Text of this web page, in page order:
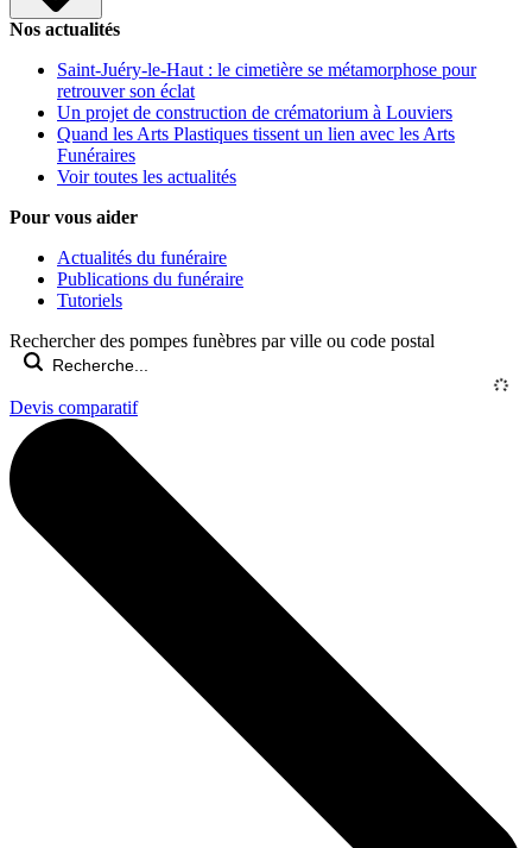
Nos actualités
Saint-Juéry-le-Haut : le cimetière se métamorphose pour
retrouver son éclat
Un projet de construction de crématorium à Louviers
Quand les Arts Plastiques tissent un lien avec les Arts
Funéraires
Voir toutes les actualités
Pour vous aider
Actualités du funéraire
Publications du funéraire
Tutoriels
Rechercher des pompes funèbres par ville ou code postal
Devis comparatif